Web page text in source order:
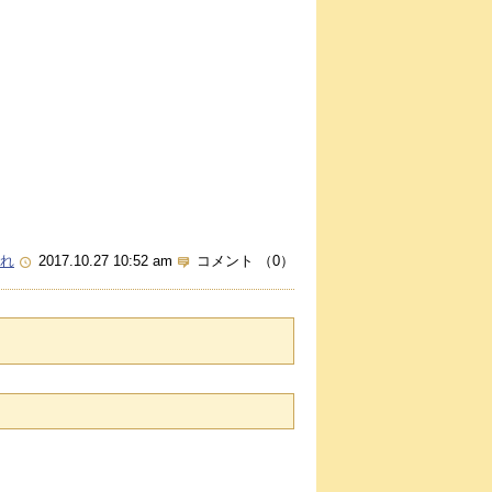
2017.10.27 10:52 am コメント （0）